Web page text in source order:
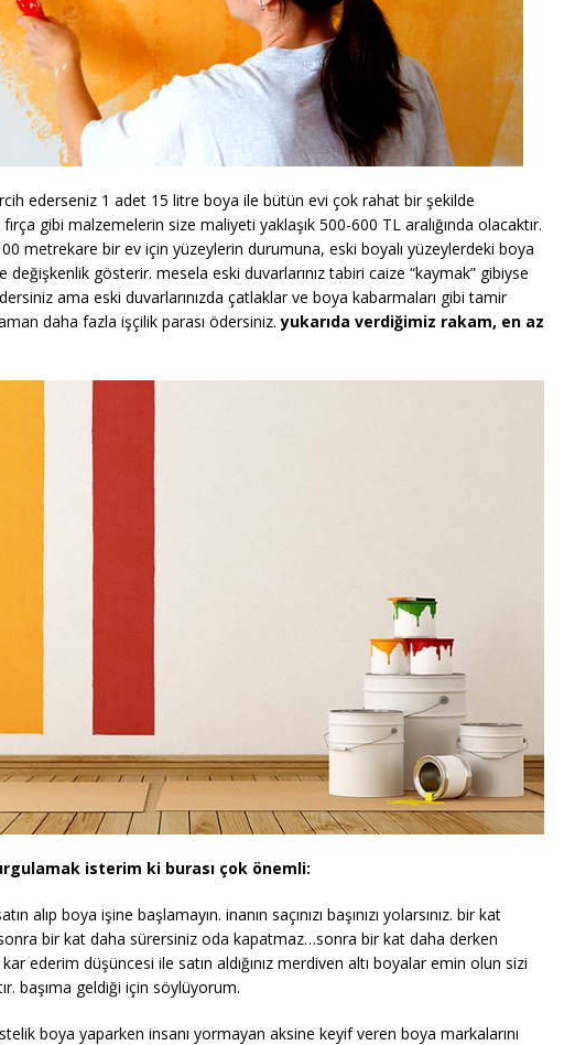
ederseniz 1 adet 15 litre boya ile bütün evi çok rahat bir şekilde
gibi malzemelerin size maliyeti yaklaşık 500-600 TL aralığında olacaktır.
metrekare bir ev için yüzeylerin durumuna, eski boyalı yüzeylerdeki boya
gösterir. mesela eski duvarlarınız tabiri caize “kaymak” gibiyse
ama eski duvarlarınızda çatlaklar ve boya kabarmaları gibi tamir
daha fazla işçilik parası ödersiniz.yukarıda verdiğimiz rakam, en az
isterim ki burası çok önemli:
alıp boya işine başlamayın. inanın saçınızı başınızı yolarsınız. bir kat
bir kat daha sürersiniz oda kapatmaz…sonra bir kat daha derken
kar ederim düşüncesi ile satın aldığınız merdiven altı boyalar emin olun sizi
başıma geldiği için söylüyorum.
boya yaparken insanı yormayan aksine keyif veren boya markalarını